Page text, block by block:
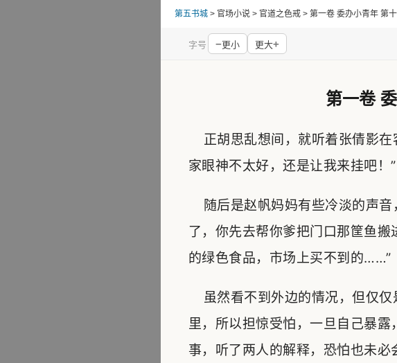
第五书城 > 官场小说 > 官道之色戒 > 第一卷 委办小青年 第
字号 −更小 更大+
第一卷
正胡思乱想间，就听着张倩影在
家眼神不太好，还是让我来挂吧！”
随后是赵帆妈妈有些冷淡的声音
了，你先去帮你爹把门口那筐鱼
的绿色食品，市场上买不到的……”
虽然看不到外边的情况，但仅仅
里，所以担惊受怕，一旦自己暴
事，听了两人的解释，恐怕也未必